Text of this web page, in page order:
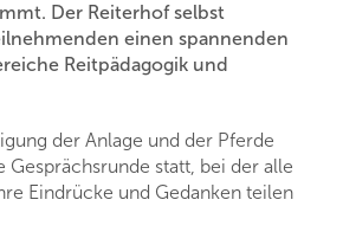
Der Reiterhof selbst
einen spannenden
Reitpädagogik und
der Anlage und der Pferde
Gesprächsrunde statt, bei der alle
Eindrücke und Gedanken teilen